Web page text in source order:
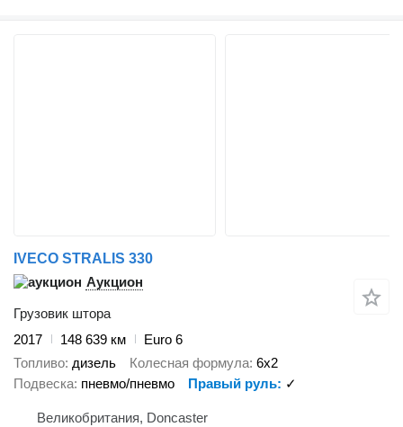
IVECO STRALIS 330
Аукцион
Грузовик штора
2017
148 639 км
Euro 6
Топливо дизель Колесная формула 6x2
Подвеска пневмо/пневмо Правый руль ✓
Великобритания, Doncaster